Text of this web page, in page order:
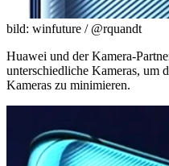
bild: winfuture / @rquandt
Huawei und der Kamera-
unterschiedliche Kameras, um
Kameras zu minimieren.